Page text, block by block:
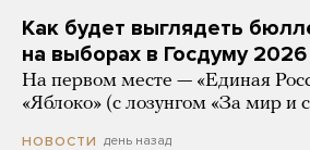
Как будет выглядеть
на выборах в Госдуму
На первом месте — «Единая
«Яблоко» (с лозунгом «За мир и
НОВОСТИ день назад